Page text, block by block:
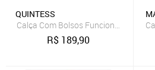
QUINTESS
Calça Com Bolsos Funcionais E
R$ 189,90